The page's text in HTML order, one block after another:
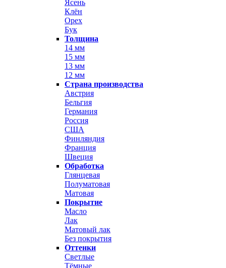
Ясень
Клён
Орех
Бук
Толщина
14 мм
15 мм
13 мм
12 мм
Страна производства
Австрия
Бельгия
Германия
Россия
США
Финляндия
Франция
Швеция
Обработка
Глянцевая
Полуматовая
Матовая
Покрытие
Масло
Лак
Матовый лак
Без покрытия
Оттенки
Светлые
Тёмные